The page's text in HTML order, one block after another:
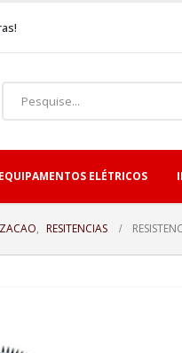
ELÉTRICOS
, RESITENCIAS